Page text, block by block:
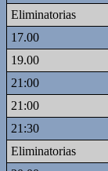
Eliminatorias
17.00
19.00
21:00
21:00
21:30
Eliminatorias